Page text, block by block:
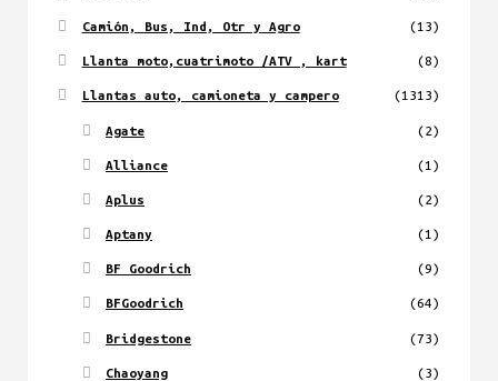
Camión, Bus, Ind, Otr y Agro (13)
Llanta moto,cuatrimoto /ATV , kart (8)
Llantas auto, camioneta y campero (1313)
Agate (2)
Alliance (1)
Aplus (2)
Aptany (1)
BF Goodrich (9)
BFGoodrich (64)
Bridgestone (73)
Chaoyang (3)